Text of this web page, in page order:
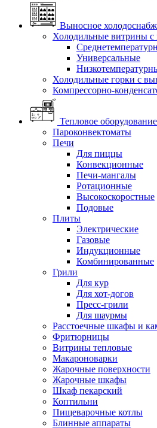
Выносное
Холодильные витрины с
Универсальные
Холодильные горки с
Компрессорно-
Тепловое оборудование
Пароконвектоматы
Печи
Для пиццы
Конвекционные
Печи-мангалы
Ротационные
Высокоскоростные
Подовые
Плиты
Электрические
Газовые
Индукционные
Комбинированные
Грили
Для кур
Для хот-догов
Пресс-грили
Для шаурмы
Расстоечные шкафы и
Фритюрницы
Витрины тепловые
Макароноварки
Жарочные поверхности
Жарочные шкафы
Шкаф пекарский
Коптильни
Пищеварочные котлы
Блинные аппараты